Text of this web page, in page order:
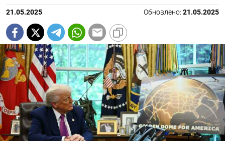
21.05.2025 Обновлено: 21.05.2025